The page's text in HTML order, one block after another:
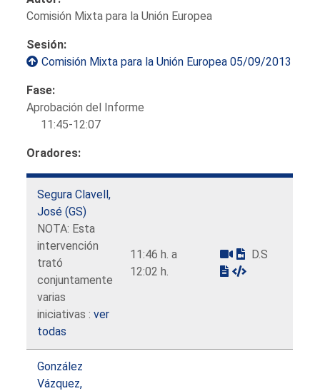
Comisión Mixta para la Unión Europea
Sesión:
Comisión Mixta para la Unión Europea 05/09/2013
Fase:
Aprobación del Informe
11:45-12:07
Oradores:
Segura Clavell,
José (GS)
NOTA: Esta
intervención
trató
conjuntamente
varias
iniciativas :ver
todas
11:46 h. a
12:02 h.
D.S
González
Vázquez,